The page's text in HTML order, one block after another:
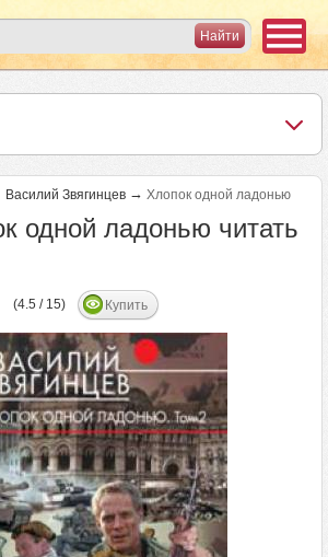
Василий Звягинцев → Хлопок одной ладонью
одной ладонью читать
(4.5 / 15) Купить